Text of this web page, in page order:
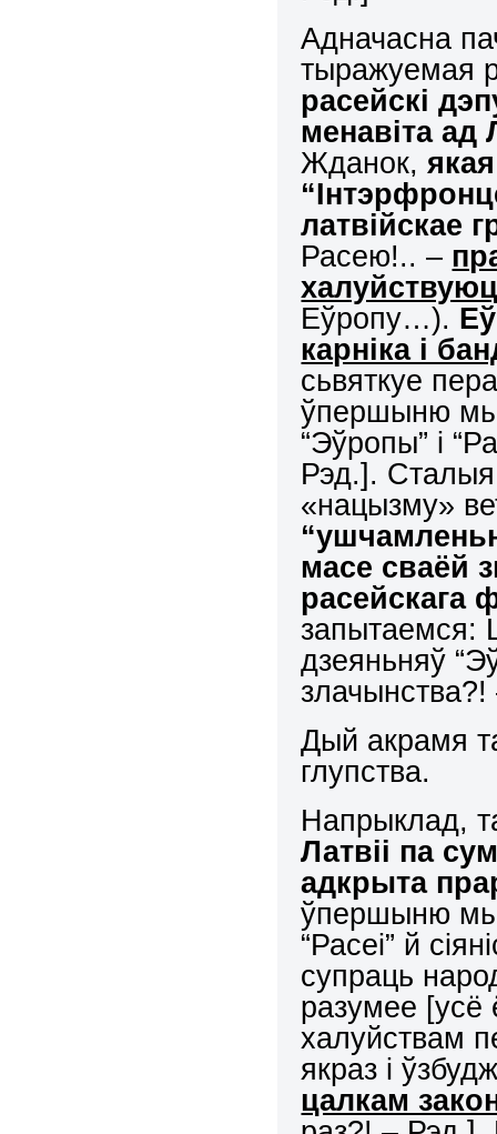
Адначасна
тыражуемая
расейскі
менавіта ад
Жданок,
латвійскае
Расею!.. –
Еўропу…).
карніка і
сьвяткуе
ўпершыню мы
“Эўропы” і
Рэд.]. Сталыя
«нацызму»
масе сваёй
расейскага
запытаемся:
дзеяньняў
Дый акрамя
глупства.
Напрыклад,
Латвіі па
адкрыта
ўпершыню мы
“Расеі” й
супраць
разумее
халуйствам
якраз і
цалкам